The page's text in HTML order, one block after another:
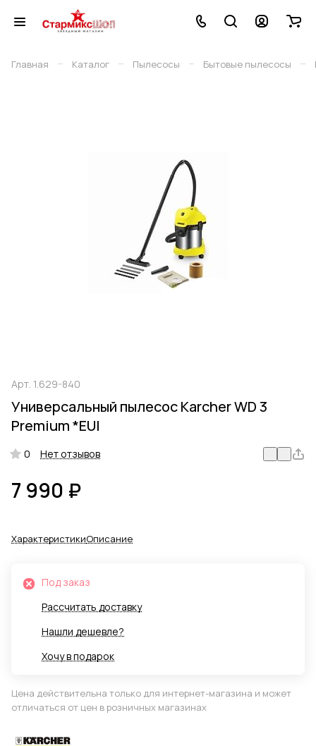
Главная – Каталог – Пылесосы – Бытовые пылесосы –
Арт. 1.629-840
Универсальный пылесос Karcher WD 3
Premium *EUI
0 Нет отзывов
7 990 ₽
ХарактеристикиОписание
Под заказ
Рассчитать доставку
Нашли дешевле?
Хочу в подарок
Цена действительна только для интернет-магазина и может
отличаться от цен в розничных магазинах